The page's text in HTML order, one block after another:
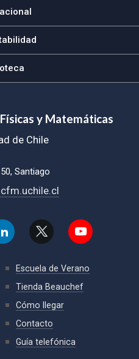
y Matemáticas
de Chile
Santiago
Escuela de Verano
Tienda Beauchef
Cómo llegar
Contacto
Guía telefónica